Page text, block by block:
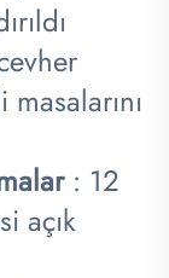
: 12
açık